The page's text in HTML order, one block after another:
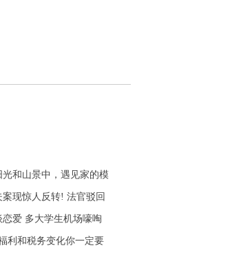
和山景中，遇见家的模
现惊人反转! 法官驳回
爱 多大学生机场嚎啕
利和税务变化你一定要